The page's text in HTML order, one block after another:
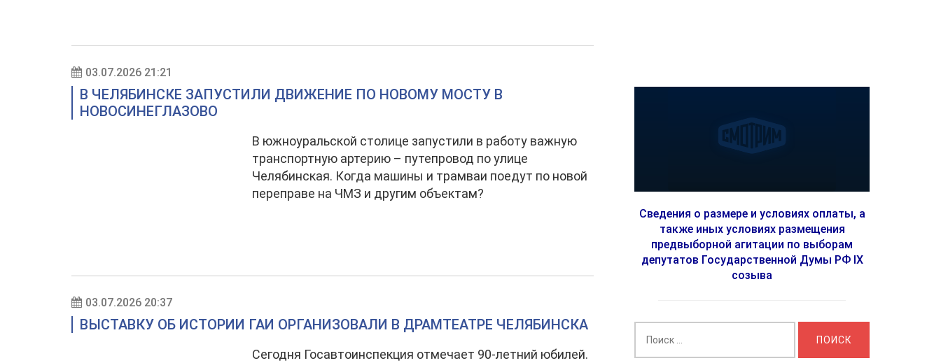
03.07.2026 21:21
В ЧЕЛЯБИНСКЕ ЗАПУСТИЛИ ДВИЖЕНИЕ ПО НОВОМУ МОСТУ В
НОВОСИНЕГЛАЗОВО
В южноуральской столице запустили в работу важную
транспортную артерию – путепровод по улице
Челябинская. Когда машины и трамваи поедут по новой
переправе на ЧМЗ и другим объектам?
03.07.2026 20:37
ВЫСТАВКУ ОБ ИСТОРИИ ГАИ ОРГАНИЗОВАЛИ В ДРАМТЕАТРЕ ЧЕЛЯБИНСКА
Сегодня Госавтоинспекция отмечает 90-летний юбилей.
Сведения о размере и условиях оплаты, а
также иных условиях размещения
предвыборной агитации по выборам
депутатов Государственной Думы РФ IX
созыва